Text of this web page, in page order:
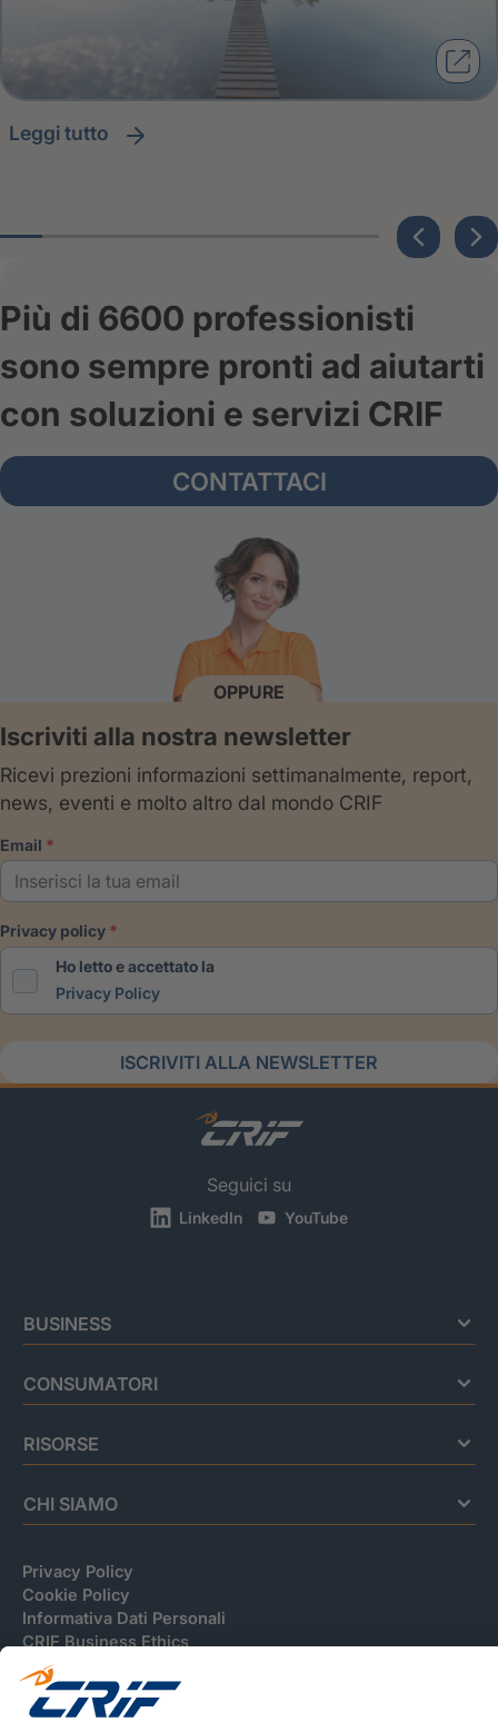
leggi tutto
Più di 6600 professionisti
sono sempre pronti ad aiutarti
con soluzioni e servizi CRIF
CONTATTACI
OPPURE
Iscriviti alla nostra newsletter
Ricevi prezioni informazioni settimanalmente, report,
news, eventi e molto altro dal mondo CRIF
email
privacy policy
Ho letto e accettato la
Privacy Policy
ISCRIVITI ALLA NEWSLETTER
Seguici su
LinkedIn YouTube
BUSINESS
CONSUMATORI
RISORSE
CHI SIAMO
Privacy Policy
Cookie Policy
Informativa Dati Personali
CRIF Business Ethics
Accessibilità
Informativa Privacy Relativa Al Sistema Di Informazioni
Creditizie